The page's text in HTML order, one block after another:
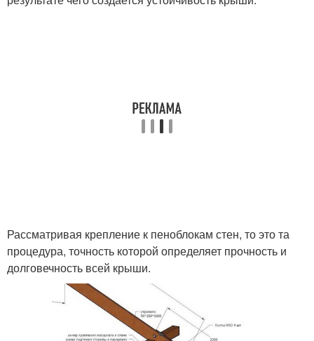
Рассматривая крепление к пеноблокам стен, то это та
процедура, точность которой определяет прочность и
долговечность всей крыши.